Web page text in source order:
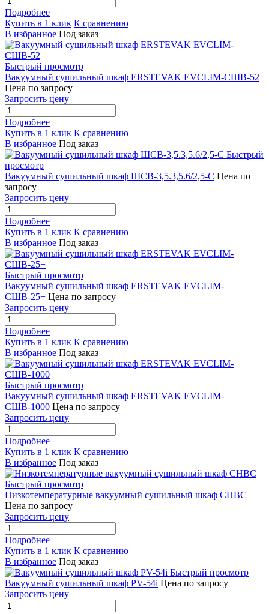
Подробнее
Купить в 1 клик К сравнению
В избранное Под заказ
Быстрый просмотр
Вакуумный сушильный шкаф ERSTEVAK EVCLIM-СШВ-52
Цена по запросу
Запросить цену
Подробнее
Купить в 1 клик К сравнению
В избранное Под заказ
Быстрый
просмотр
Вакуумный сушильный шкаф ШСВ-3,5.3,5.6/2,5-C Цена по
запросу
Запросить цену
Подробнее
Купить в 1 клик К сравнению
В избранное Под заказ
Быстрый просмотр
Вакуумный сушильный шкаф ERSTEVAK EVCLIM-
СШВ-25+ Цена по запросу
Запросить цену
Подробнее
Купить в 1 клик К сравнению
В избранное Под заказ
Быстрый просмотр
Вакуумный сушильный шкаф ERSTEVAK EVCLIM-
СШВ-1000 Цена по запросу
Запросить цену
Подробнее
Купить в 1 клик К сравнению
В избранное Под заказ
Быстрый просмотр
Низкотемпературные вакуумный сушильный шкаф СНВС
Цена по запросу
Запросить цену
Подробнее
Купить в 1 клик К сравнению
В избранное Под заказ
Быстрый просмотр
Вакуумный сушильный шкаф PV-54i Цена по запросу
Запросить цену